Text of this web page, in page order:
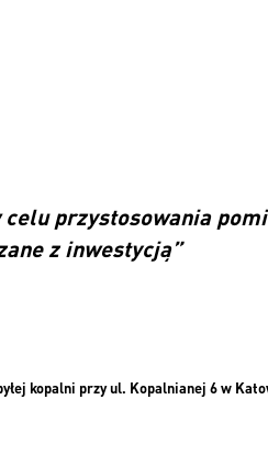
przystosowania
z inwestycją”
kopalni przy ul. Kopalnianej 6 w